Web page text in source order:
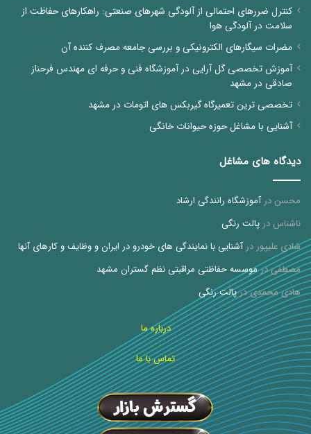
کنترل ضررهای احتمالی از آلودگی شهرهای صنعتی: راهکارهای حفاظت از
سلامت در آلودگی هوا
مضرات سیگارهای الکترونیکی و بررسی جامعه مصرف کننده آن
آموزش تخصصی گل آرایی در آموزشگاه فنی و حرفه ای مهندس فرحناز
صادقی در مشهد
تخصصی ترین تعمیرگاه گیربکس های اتومات در مشهد
آشنایی با مشاغل حوزه حیوانات خانگی
دیدگاه های مشاغل
محسن درآموزشگاه رانندگی ارشاد
ناشناس در پالت رنگی
شادی علیپور درآشنایی با نمایندگی های خودرو در ایران و وظایف و کارهای آنها
مصطفیدرموسسه حفاظتی مراقبتی نظم گستران مشهد
هادی محمدیدرپالت رنگی
درباره ما
تماس با ما